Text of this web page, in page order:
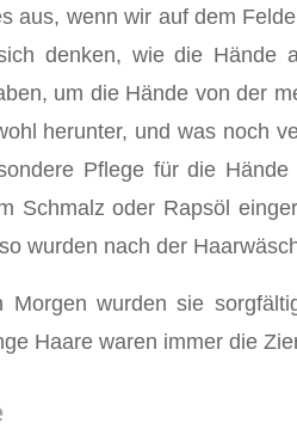
aus, wenn wir auf dem
denken, wie die Hände
um die Hände von der
herunter, und was noch
Pflege für die
Schmalz oder Rapsöl
wurden nach der
Morgen wurden sie
Haare waren immer die